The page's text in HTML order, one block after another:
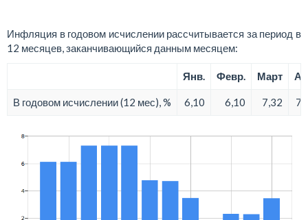
Инфляция в годовом исчислении рассчитывается за период в
12 месяцев, заканчивающийся данным месяцем:
Янв. Февр. Март
В годовом исчислении (12 мес), % 6,10 6,10 7,32